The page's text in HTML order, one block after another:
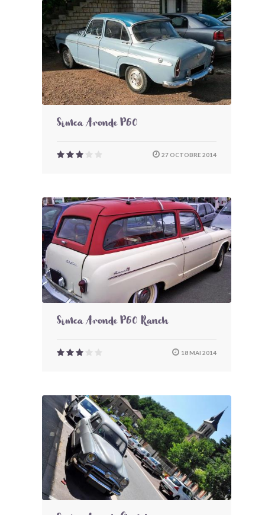
Simca Aronde P60
27 OCTOBRE 2014
Simca Aronde P60 Ranch
18 MAI 2014